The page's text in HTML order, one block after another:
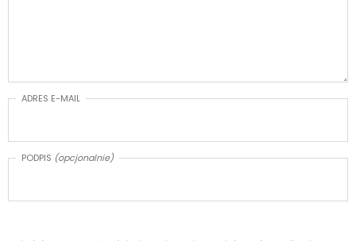
ADRES E-MAIL
PODPIS (opcjonalnie)